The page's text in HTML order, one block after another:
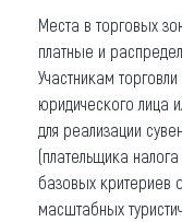
Места в торговых
платные и
Участникам
юридического лица
для реализации
(плательщика
базовых критериев
масштабных